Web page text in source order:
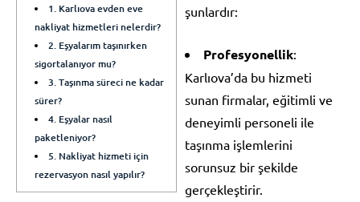
1. Karlıova evden eve
nakliyat hizmetleri nelerdir?
2. Eşyalarım taşınırken
sigortalanıyor mu?
3. Taşınma süreci ne kadar
sürer?
4. Eşyalar nasıl
paketleniyor?
5. Nakliyat hizmeti için
rezervasyon nasıl yapılır?
şunlardır:
Profesyonellik:
Karlıova’da bu hizmeti
sunan firmalar, eğitimli ve
deneyimli personeli ile
taşınma işlemlerini
sorunsuz bir şekilde
gerçekleştirir.